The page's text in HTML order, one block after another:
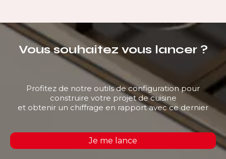
Vous souhaitez vous lancer ?
Profitez de notre outils de configuration pour
construire votre projet de cuisine
et obtenir un chiffrage en rapport avec ce dernier
Je me lance